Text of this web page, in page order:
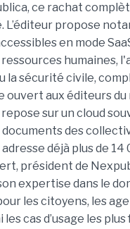
ce rachat
L’éditeur propose
en mode
humaines,
la sécurité civile,
ouvert aux éditeurs du
repose sur un cloud
des
déjà plus de 14
président de
expertise dans le
les citoyens, les
les cas d’usage les